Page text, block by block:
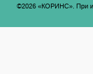
©2026 «КОРИНС». При